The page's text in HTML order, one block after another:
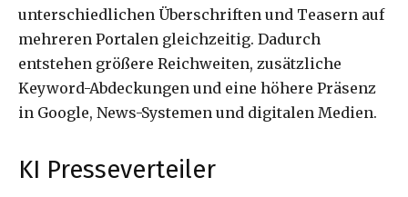
unterschiedlichen Überschriften und Teasern auf
mehreren Portalen gleichzeitig. Dadurch
entstehen größere Reichweiten, zusätzliche
Keyword-Abdeckungen und eine höhere Präsenz
in Google, News-Systemen und digitalen Medien.
KI Presseverteiler